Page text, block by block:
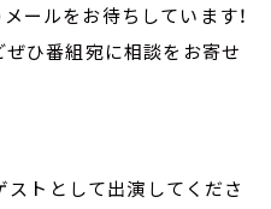
ールをお待ちしています！
ぜひ番組宛に相談をお寄せ
ストとして出演してくださ